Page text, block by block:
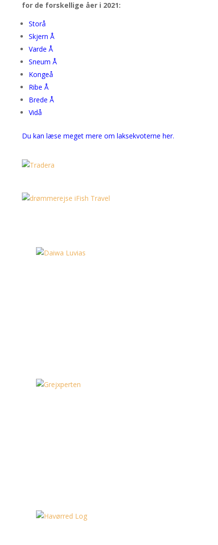
for de forskellige åer i 2021:
Storå
Skjern Å
Varde Å
Sneum Å
Kongeå
Ribe Å
Brede Å
Vidå
Du kan læse meget mere om laksekvoterne her.